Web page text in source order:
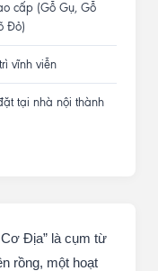
cấp (Gỗ Gụ, Gỗ
Đỏ)
vĩnh viễn
tại nhà nội thành
Địa” là cụm từ
rồng, một hoạt